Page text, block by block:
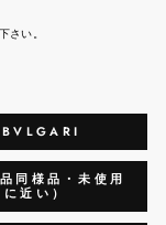
さい。
同様品・未使用
に近い）